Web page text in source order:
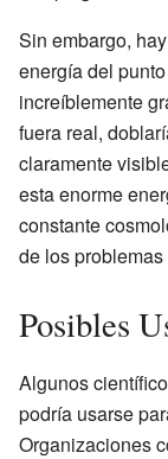
Sin embargo,
energía del
increíblemente
fuera real,
claramente
esta enorme
constante
de los
Posibles
Algunos
podría usarse
Organizaciones